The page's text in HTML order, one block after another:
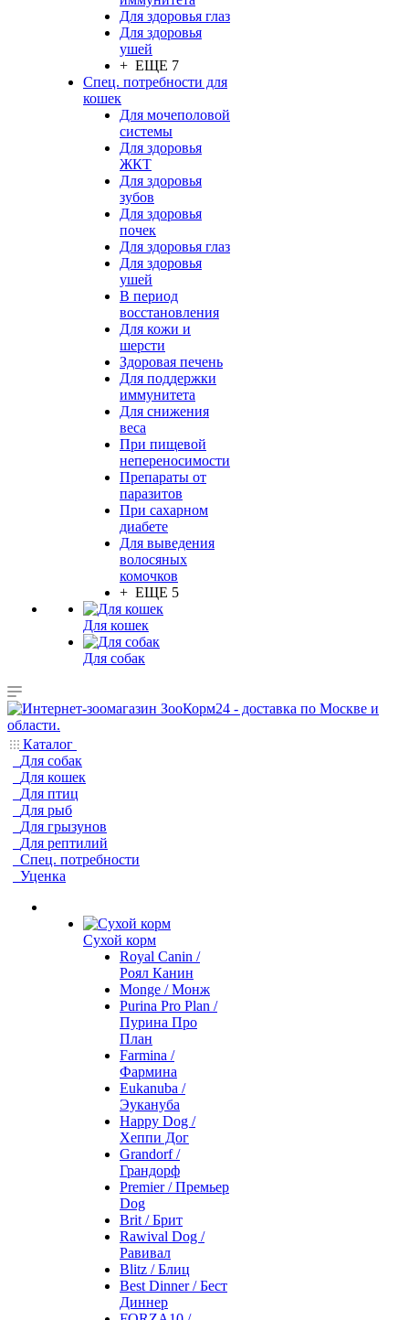
Для здоровья глаз
Для здоровья
ушей
+ ЕЩЕ 7
Спец. потребности для
кошек
Для мочеполовой
системы
Для здоровья
ЖКТ
Для здоровья
зубов
Для здоровья
почек
Для здоровья глаз
Для здоровья
ушей
В период
восстановления
Для кожи и
шерсти
Здоровая печень
Для поддержки
иммунитета
Для снижения
веса
При пищевой
непереносимости
Препараты от
паразитов
При сахарном
диабете
Для выведения
волосяных
комочков
+ ЕЩЕ 5
Для кошек
Для собак
Каталог
Для собак
Для кошек
Для птиц
Для рыб
Для грызунов
Для рептилий
Спец. потребности
Уценка
Сухой корм
Royal Canin /
Роял Канин
Monge / Монж
Purina Pro Plan /
Пурина Про
План
Farmina /
Фармина
Eukanuba /
Эукануба
Happy Dog /
Хеппи Дог
Grandorf /
Грандорф
Premier / Премьер
Dog
Brit / Брит
Rawival Dog /
Равивал
Blitz / Блиц
Best Dinner / Бест
Диннер